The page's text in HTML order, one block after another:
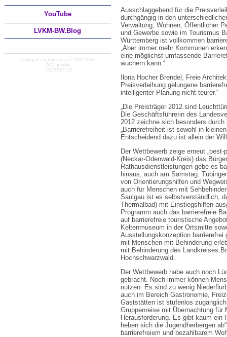
YouTube
LVKM-BW.Blog
coding + custom cms © 2002-2026
AD1 media
· 2625183 | 11
Ausschlaggebend für die
durchgängig in den
Verwaltung, Wohnen, Öffentlicher
und Gewerbe sowie im Tourismus
Württemberg ist vollkommen
„Aber immer mehr Kommunen
eine möglichst umfassende
wuchern kann.“
Ilona Hocher Brendel, Freie
Preisverleihung gelungene
intelligenter Planung nicht teurer.“
„Die Preisträger 2012 sind
Die Geschäftsführerin des
2012 zeichne sich besonders
„Barrierefreiheit ist sowohl in
Entscheidend dazu ist allein der
Der Wettbewerb zeige erneut
(Neckar-Odenwald-Kreis) das
Rathausdienstleistungen gebe es
hinaus, auch am Samstag.
von Orientierungshilfen und
auch für Menschen mit
Saulgau ist es selbstverständlich,
Thermalbad) mit Einstiegshilfen
Programm auch das barrierefreie
auf barrierefreie touristische
Keltenmuseum in der Ortsmitte
Ausstellungskonzeption
mit Menschen mit Behinderung
mit Behinderung des Landkreises
Hochschwarzwald.
Der Wettbewerb habe auch noch
gebracht. Noch immer können
nutzen. Es sind zu wenig
auch im Bereich Gastronomie,
Gaststätten ist stufenlos
Gruppenreise mit Übernachtung
Herausforderung. Es gibt kaum ein
heben sich die Jugendherbergen
barrierefreiem und bezahlbarem